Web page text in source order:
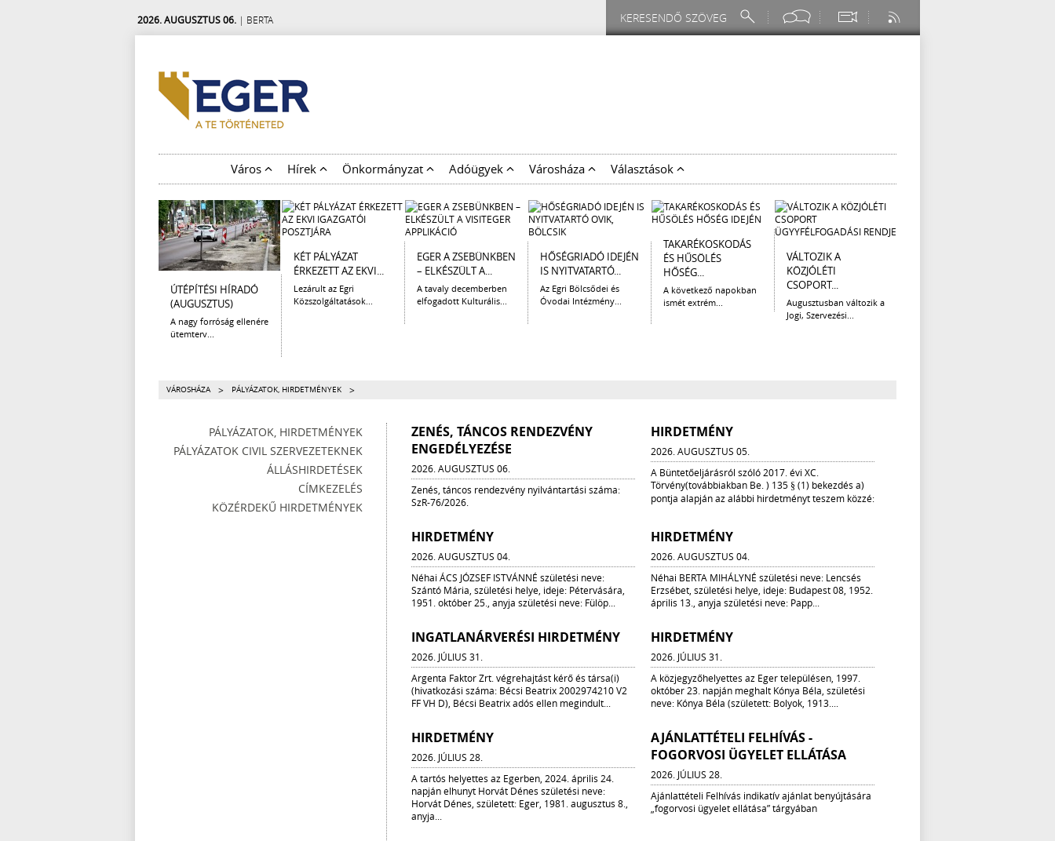
2026. AUGUSZTUS 06. | BERTA
Város Hírek Önkormányzat Adóügyek Városháza Választások
ÚTÉPÍTÉSI HÍRADÓ
(AUGUSZTUS)
A nagy forróság ellenére
ütemterv...
KÉT PÁLYÁZAT
ÉRKEZETT AZ EKVI...
Lezárult az Egri
Közszolgáltatások...
EGER A ZSEBÜNKBEN
– ELKÉSZÜLT A...
A tavaly decemberben
elfogadott Kulturális...
HŐSÉGRIADÓ IDEJÉN
IS NYITVATARTÓ...
Az Egri Bölcsődei és
Óvodai Intézmény...
TAKARÉKOSKODÁS
ÉS HŰSÖLÉS
HŐSÉG...
A következő napokban
ismét extrém...
VÁLTOZIK A
KÖZJÓLÉTI
CSOPORT...
Augusztusban változik a
Jogi, Szervezési...
VÁROSHÁZA > PÁLYÁZATOK, HIRDETMÉNYEK >
PÁLYÁZATOK, HIRDETMÉNYEK
PÁLYÁZATOK CIVIL SZERVEZETEKNEK
ÁLLÁSHIRDETÉSEK
CÍMKEZELÉS
KÖZÉRDEKŰ HIRDETMÉNYEK
ZENÉS, TÁNCOS RENDEZVÉNY
ENGEDÉLYEZÉSE
2026. AUGUSZTUS 06.
Zenés, táncos rendezvény nyilvántartási száma:
SzR-76/2026.
HIRDETMÉNY
2026. AUGUSZTUS 05.
A Büntetőeljárásról szóló 2017. évi XC.
Törvény(továbbiakban Be. ) 135 § (1) bekezdés a)
pontja alapján az alábbi hirdetményt teszem közzé:
HIRDETMÉNY
2026. AUGUSZTUS 04.
Néhai ÁCS JÓZSEF ISTVÁNNÉ születési neve:
Szántó Mária, születési helye, ideje: Pétervására,
1951. október 25., anyja születési neve: Fülöp...
HIRDETMÉNY
2026. AUGUSZTUS 04.
Néhai BERTA MIHÁLYNÉ születési neve: Lencsés
Erzsébet, születési helye, ideje: Budapest 08, 1952.
április 13., anyja születési neve: Papp...
INGATLANÁRVERÉSI HIRDETMÉNY
2026. JÚLIUS 31.
Argenta Faktor Zrt. végrehajtást kérő és társa(i)
(hivatkozási száma: Bécsi Beatrix 2002974210 V2
FF VH D), Bécsi Beatrix adós ellen megindult...
HIRDETMÉNY
2026. JÚLIUS 31.
A közjegyzőhelyettes az Eger településen, 1997.
október 23. napján meghalt Kónya Béla, születési
neve: Kónya Béla (született: Bolyok, 1913....
HIRDETMÉNY
2026. JÚLIUS 28.
A tartós helyettes az Egerben, 2024. április 24.
napján elhunyt Horvát Dénes születési neve:
Horvát Dénes, született: Eger, 1981. augusztus 8.,
anyja...
AJÁNLATTÉTELI FELHÍVÁS -
FOGORVOSI ÜGYELET ELLÁTÁSA
2026. JÚLIUS 28.
Ajánlattételi Felhívás indikatív ajánlat benyújtására
„fogorvosi ügyelet ellátása” tárgyában